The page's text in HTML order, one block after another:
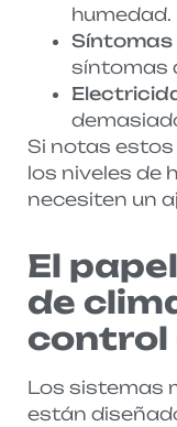
humedad.
Síntomas
síntomas
Si notas estos
los niveles de
necesiten un
El
de
control
Los sistemas
están